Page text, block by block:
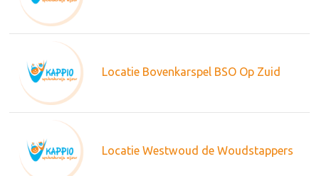
Locatie Bovenkarspel BSO Op Zuid
Locatie Westwoud de Woudstappers